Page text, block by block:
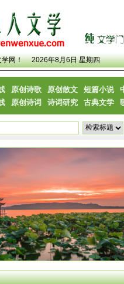
学网！ 2026年8月6日 星期四
原创诗歌 原创散文 短篇小说
原创诗词 诗词研究 古典文学